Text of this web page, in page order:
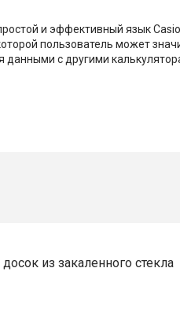
и эффективный язык
пользователь может
данными с другими
из закаленного стекла